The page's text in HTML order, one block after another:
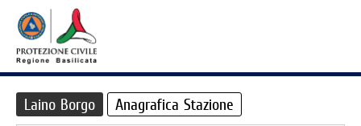
Laino Borgo Anagrafica Stazione